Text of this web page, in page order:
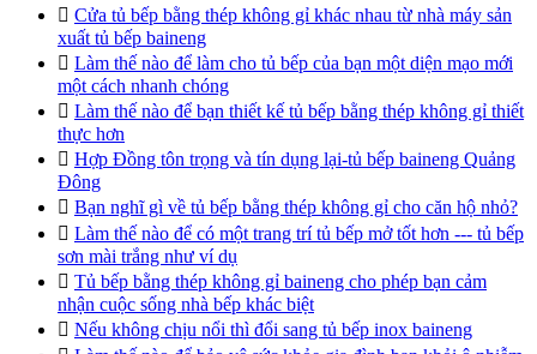
 Cửa tủ bếp bằng thép không gỉ khác nhau từ nhà máy sản
xuất tủ bếp baineng
 Làm thế nào để làm cho tủ bếp của bạn một diện mạo mới
một cách nhanh chóng
 Làm thế nào để bạn thiết kế tủ bếp bằng thép không gỉ thiết
thực hơn
 Hợp Đồng tôn trọng và tín dụng lại-tủ bếp baineng Quảng
Đông
 Bạn nghĩ gì về tủ bếp bằng thép không gỉ cho căn hộ nhỏ?
 Làm thế nào để có một trang trí tủ bếp mở tốt hơn --- tủ bếp
sơn mài trắng như ví dụ
 Tủ bếp bằng thép không gỉ baineng cho phép bạn cảm
nhận cuộc sống nhà bếp khác biệt
 Nếu không chịu nổi thì đổi sang tủ bếp inox baineng